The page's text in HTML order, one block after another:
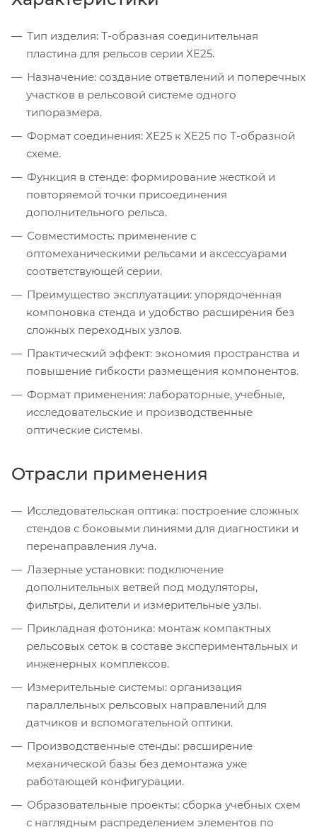
Тип изделия: Т-образная соединительная
пластина для рельсов серии XE25.
Назначение: создание ответвлений и поперечных
участков в рельсовой системе одного
типоразмера.
Формат соединения: XE25 к XE25 по Т-образной
схеме.
Функция в стенде: формирование жесткой и
повторяемой точки присоединения
дополнительного рельса.
Совместимость: применение с
оптомеханическими рельсами и аксессуарами
соответствующей серии.
Преимущество эксплуатации: упорядоченная
компоновка стенда и удобство расширения без
сложных переходных узлов.
Практический эффект: экономия пространства и
повышение гибкости размещения компонентов.
Формат применения: лабораторные, учебные,
исследовательские и производственные
оптические системы.
Отрасли применения
Исследовательская оптика: построение сложных
стендов с боковыми линиями для диагностики и
перенаправления луча.
Лазерные установки: подключение
дополнительных ветвей под модуляторы,
фильтры, делители и измерительные узлы.
Прикладная фотоника: монтаж компактных
рельсовых сеток в составе экспериментальных и
инженерных комплексов.
Измерительные системы: организация
параллельных рельсовых направлений для
датчиков и вспомогательной оптики.
Производственные стенды: расширение
механической базы без демонтажа уже
работающей конфигурации.
Образовательные проекты: сборка учебных схем
с наглядным распределением элементов по